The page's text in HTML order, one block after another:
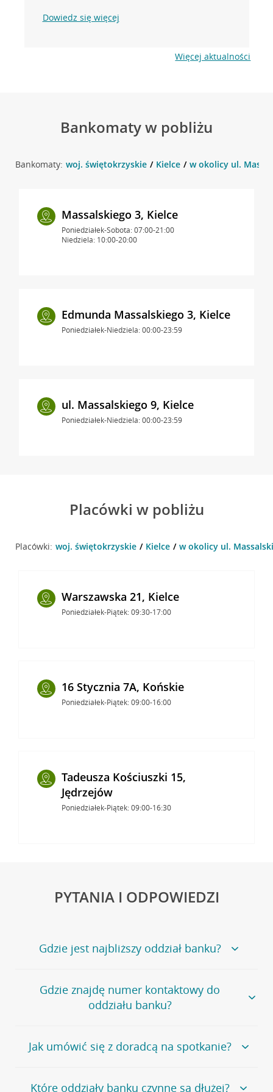
Dowiedz się więcej
Więcej aktualności
Bankomaty w pobliżu
Bankomaty: woj. świętokrzyskie Kielce w okolicy ul.
Massalskiego 3, Kielce
Poniedziałek-Sobota: 07:00-21:00
Niedziela: 10:00-20:00
Edmunda Massalskiego 3, Kielce
Poniedziałek-Niedziela: 00:00-23:59
ul. Massalskiego 9, Kielce
Poniedziałek-Niedziela: 00:00-23:59
Placówki w pobliżu
Placówki: woj. świętokrzyskie Kielce w okolicy ul.
Warszawska 21, Kielce
Poniedziałek-Piątek: 09:30-17:00
16 Stycznia 7A, Końskie
Poniedziałek-Piątek: 09:00-16:00
Tadeusza Kościuszki 15,
Jędrzejów
Poniedziałek-Piątek: 09:00-16:30
PYTANIA I ODPOWIEDZI
Gdzie jest najbliższy oddział banku?
Jeśli szukasz oddziału naszego banku, zapraszamy na
stronęPlacówki i bankomaty, na której znajduje się
wygodna wyszukiwarka.
oddziałów
Gdzie znajdę numer kontaktowy do
oddziału banku?
Bank Credit Agricole nie udostępnia ogólnego numeru
telefonu do placówki bankowej.
umówienia się z doradcą w placówce bankowej .
Jak umówić się z doradcą na spotkanie?
Jeśli jesteś już naszym
Które oddziały banku czynne są dłużej?